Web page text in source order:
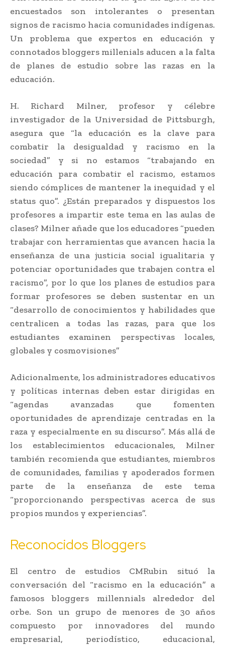
encuestados son intolerantes o presentan
signos de racismo hacia comunidades indígenas.
Un problema que expertos en educación y
connotados bloggers millenials aducen a la falta
de planes de estudio sobre las razas en la
educación.
H. Richard Milner, profesor y célebre
investigador de la Universidad de Pittsburgh,
asegura que “la educación es la clave para
combatir la desigualdad y racismo en la
sociedad” y si no estamos “trabajando en
educación para combatir el racismo, estamos
siendo cómplices de mantener la inequidad y el
status quo”. ¿Están preparados y dispuestos los
profesores a impartir este tema en las aulas de
clases? Milner añade que los educadores “pueden
trabajar con herramientas que avancen hacia la
enseñanza de una justicia social igualitaria y
potenciar oportunidades que trabajen contra el
racismo”, por lo que los planes de estudios para
formar profesores se deben sustentar en un
“desarrollo de conocimientos y habilidades que
centralicen a todas las razas, para que los
estudiantes examinen perspectivas locales,
globales y cosmovisiones”
Adicionalmente, los administradores educativos
y políticas internas deben estar dirigidas en
“agendas avanzadas que fomenten
oportunidades de aprendizaje centradas en la
raza y especialmente en su discurso”. Más allá de
los establecimientos educacionales, Milner
también recomienda que estudiantes, miembros
de comunidades, familias y apoderados formen
parte de la enseñanza de este tema
“proporcionando perspectivas acerca de sus
propios mundos y experiencias”.
Reconocidos Bloggers
El centro de estudios CMRubin situó la
conversación del “racismo en la educación” a
famosos bloggers millennials alrededor del
orbe. Son un grupo de menores de 30 años
compuesto por innovadores del mundo
empresarial, periodístico, educacional,